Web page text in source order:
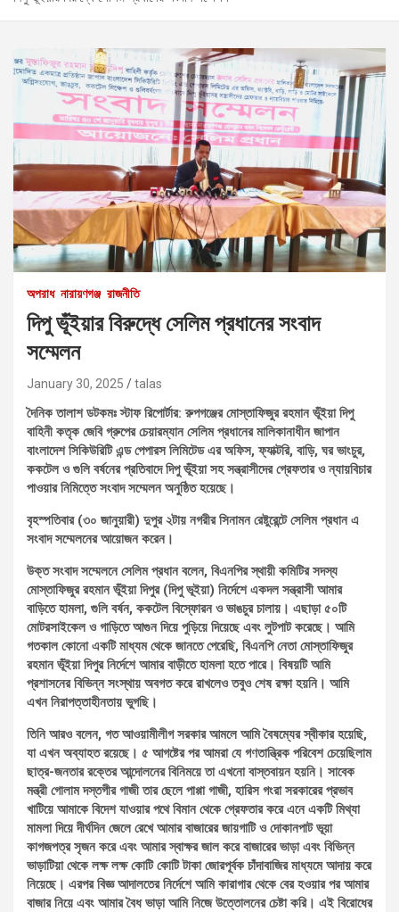
অপরাধ নারায়ণগঞ্জ রাজনীতি
দিপু ভূঁইয়ার বিরুদ্ধে সেলিম প্রধানের সংবাদ
সম্মেলন
January 30, 2025 talas
দৈনিক তালাশ ডটকমঃ স্টাফ রিপোর্টার: রুপগঞ্জের মোস্তাফিজুর রহমান ভূঁইয়া দিপু
বাহিনী কতৃক জেবি গ্রুপের চেয়ারম্যান সেলিম প্রধানের মালিকানাধীন জাপান
বাংলাদেশ সিকিউরিটি এন্ড পেপারস লিমিটেড এর অফিস, ফ্যাক্টরি, বাড়ি, ঘর ভাংচুর,
ককটেল ও গুলি বর্ষনের প্রতিবাদে দিপু ভূঁইয়া সহ সন্ত্রাসীদের গ্রেফতার ও ন্যায়বিচার
পাওয়ার নিমিত্তে সংবাদ সম্মেলন অনুষ্ঠিত হয়েছে।
বৃহস্পতিবার (৩০ জানুয়ারী) দুপুর ২টায় নগরীর সিনামন রেষ্টুরেন্টে সেলিম প্রধান এ
সংবাদ সম্মেলনের আয়োজন করেন।
উক্ত সংবাদ সম্মেলনে সেলিম প্রধান বলেন, বিএনপির স্থায়ী কমিটির সদস্য
মোস্তাফিজুর রহমান ভূঁইয়া দিপুর (দিপু ভূইয়া) নির্দেশে একদল সন্ত্রাসী আমার
বাড়িতে হামলা, গুলি বর্ষন, ককটেল বিস্ফোরন ও ভাঙচুর চালায়। এছাড়া ৫০টি
মোটরসাইকেল ও গাড়িতে আগুন দিয়ে পুড়িয়ে দিয়েছে এবং লুটপাট করেছে। আমি
গতকাল কোনো একটি মাধ্যম থেকে জানতে পেরেছি, বিএনপি নেতা মোস্তাফিজুর
রহমান ভূঁইয়া দিপুর নির্দেশে আমার বাড়ীতে হামলা হতে পারে। বিষয়টি আমি
প্রশাসনের বিভিন্ন সংস্থায় অবগত করে রাখলেও তবুও শেষ রক্ষা হয়নি। আমি
এখন নিরাপত্তাহীনতায় ভুগছি।
তিনি আরও বলেন, গত আওয়ামীলীগ সরকার আমলে আমি বৈষম্যের স্বীকার হয়েছি,
যা এখন অব্যাহত রয়েছে। ৫ আগষ্টের পর আমরা যে গণতান্ত্রিক পরিবেশ চেয়েছিলাম
ছাত্র-জনতার রক্তের আন্দোলনের বিনিময়ে তা এখনো বাস্তবায়ন হয়নি। সাবেক
মন্ত্রী গোলাম দস্তগীর গাজী তার ছেলে পাপ্পা গাজী, হারিস গংরা সরকারের প্রভাব
খাটিয়ে আমাকে বিদেশ যাওয়ার পথে বিমান থেকে গ্রেফতার করে এনে একটি মিথ্যা
মামলা দিয়ে দীর্ঘদিন জেলে রেখে আমার বাজারের জায়গাটি ও দোকানপাট ভূয়া
কাগজপত্র সৃজন করে এবং আমার স্বাক্ষর জাল করে বাজারের ভাড়া এবং বিভিন্ন
ভাড়াটিয়া থেকে লক্ষ লক্ষ কোটি কোটি টাকা জোরপূর্বক চাঁদাবাজির মাধ্যমে আদায় করে
নিয়েছে। এরপর বিজ্ঞ আদালতের নির্দেশে আমি কারাগার থেকে বের হওয়ার পর আমার
বাজার নিয়ে এবং আমার বৈধ ভাড়া আমি নিজে উত্তোলনের চেষ্টা করি। এই বিরোধের